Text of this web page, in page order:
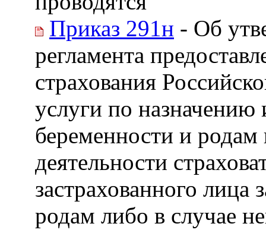
Приказ 291н - Об
регламента
страхования
услуги по
беременности и
деятельности
застрахованного
родам либо в случае